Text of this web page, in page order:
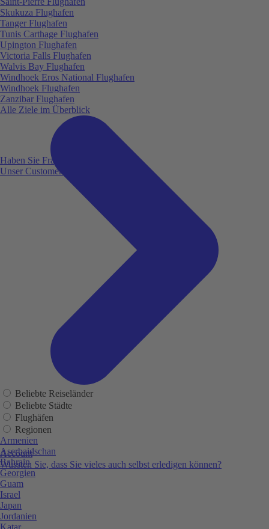
Haben Sie Fragen?
Unser Customer Service ist für Sie da!
Account
Wussten Sie, dass Sie vieles auch selbst erledigen können?
Skukuza Flughafen
Tanger Flughafen
Tunis Carthage Flughafen
Upington Flughafen
Victoria Falls Flughafen
Walvis Bay Flughafen
Windhoek Eros National Flughafen
Windhoek Flughafen
Zanzibar Flughafen
Alle Ziele im Überblick
Beliebte Reiseländer
Beliebte Städte
Flughäfen
Regionen
Armenien
Aserbaidschan
Bahrain
Georgien
Guam
Israel
Japan
Jordanien
Katar